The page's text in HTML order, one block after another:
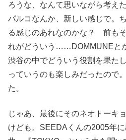
ろうな、なんて思いながら考え
パルコなんか、新しい感じで。
る感じのあれなのかな？ 前も
れがどういう……DOMMUNEと
渋谷の中でどういう役割を果た
っていうのも楽しみだったので
た。
じゃあ、最後にそのネオトーキ
けども。SEEDAくんの2005年